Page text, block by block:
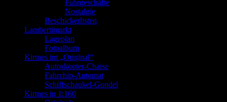
Fahrgeschäfte
Nostalgie
Beschickerlisten
Lambertimarkt
Lageplan
Fotoalbum
Kirmes im „Original“
Autoskooter-Chaise
Fahrchip-Automat
Schiffschaukel-Gondel
Kirmes in 1:160